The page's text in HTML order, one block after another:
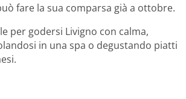
fare la sua comparsa già a ottobre.
per godersi Livigno con calma,
in una spa o degustando piatti